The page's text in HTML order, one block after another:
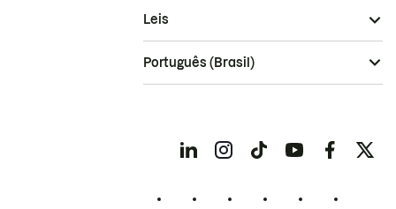
Leis
Português (Brasil)